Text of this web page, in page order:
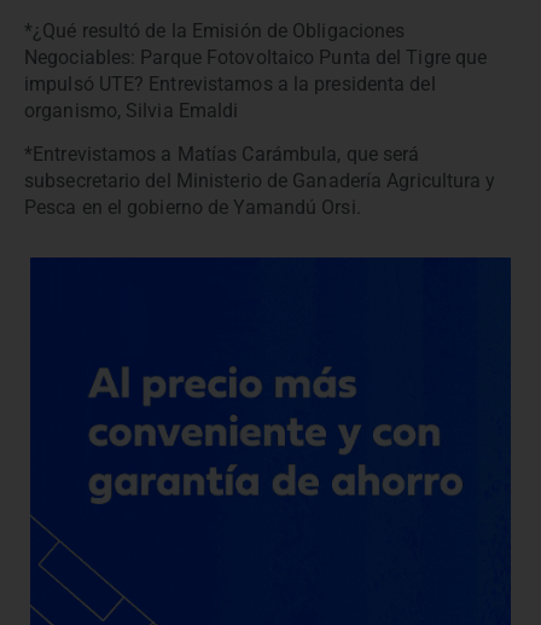
*¿Qué resultó de la Emisión de Obligaciones
Negociables: Parque Fotovoltaico Punta del Tigre que
impulsó UTE? Entrevistamos a la presidenta del
organismo, Silvia Emaldi
*Entrevistamos a Matías Carámbula, que será
subsecretario del Ministerio de Ganadería Agricultura y
Pesca en el gobierno de Yamandú Orsi.